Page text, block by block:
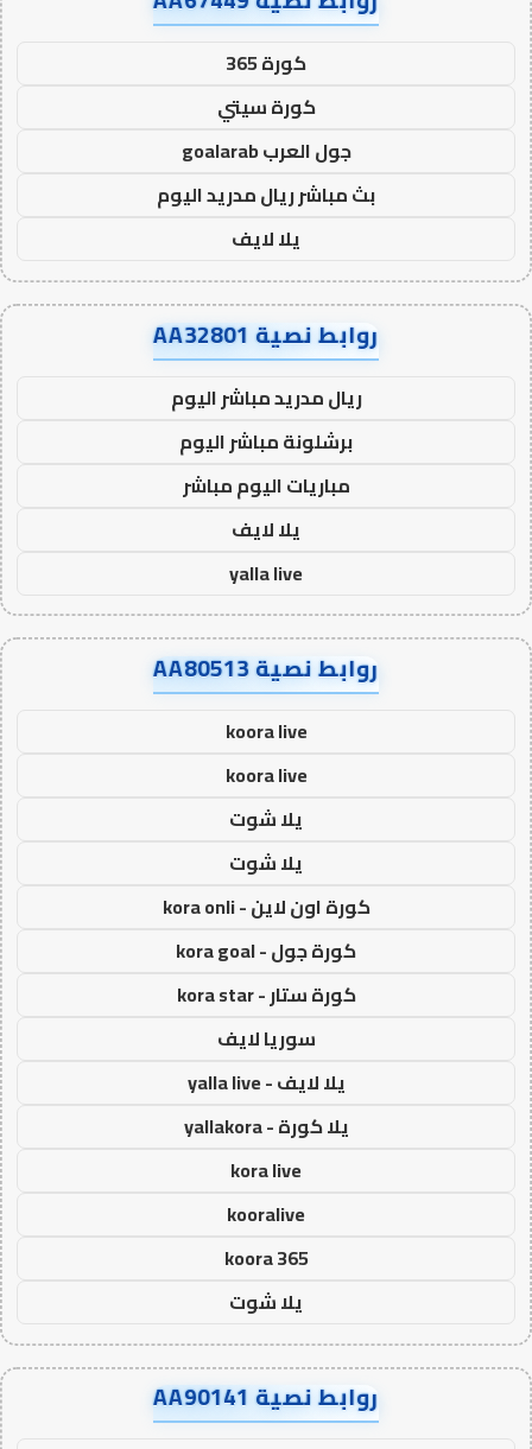
كورة 365
كورة سيتي
جول العرب goalarab
بث مباشر ريال مدريد اليوم
يلا لايف
روابط نصية AA32801
ريال مدريد مباشر اليوم
برشلونة مباشر اليوم
مباريات اليوم مباشر
يلا لايف
yalla live
روابط نصية AA80513
koora live
koora live
يلا شوت
يلا شوت
كورة اون لاين - kora onli
كورة جول - kora goal
كورة ستار - kora star
سوريا لايف
يلا لايف - yalla live
يلا كورة - yallakora
kora live
kooralive
koora 365
يلا شوت
روابط نصية AA90141